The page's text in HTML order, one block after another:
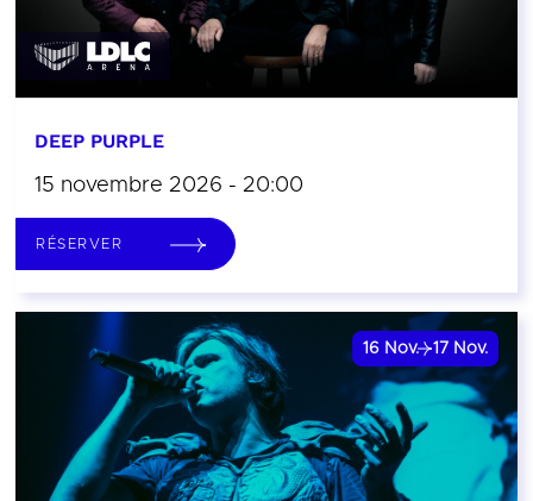
DEEP PURPLE
15 novembre 2026 - 20:00
RÉSERVER
16 Nov. 17 Nov.